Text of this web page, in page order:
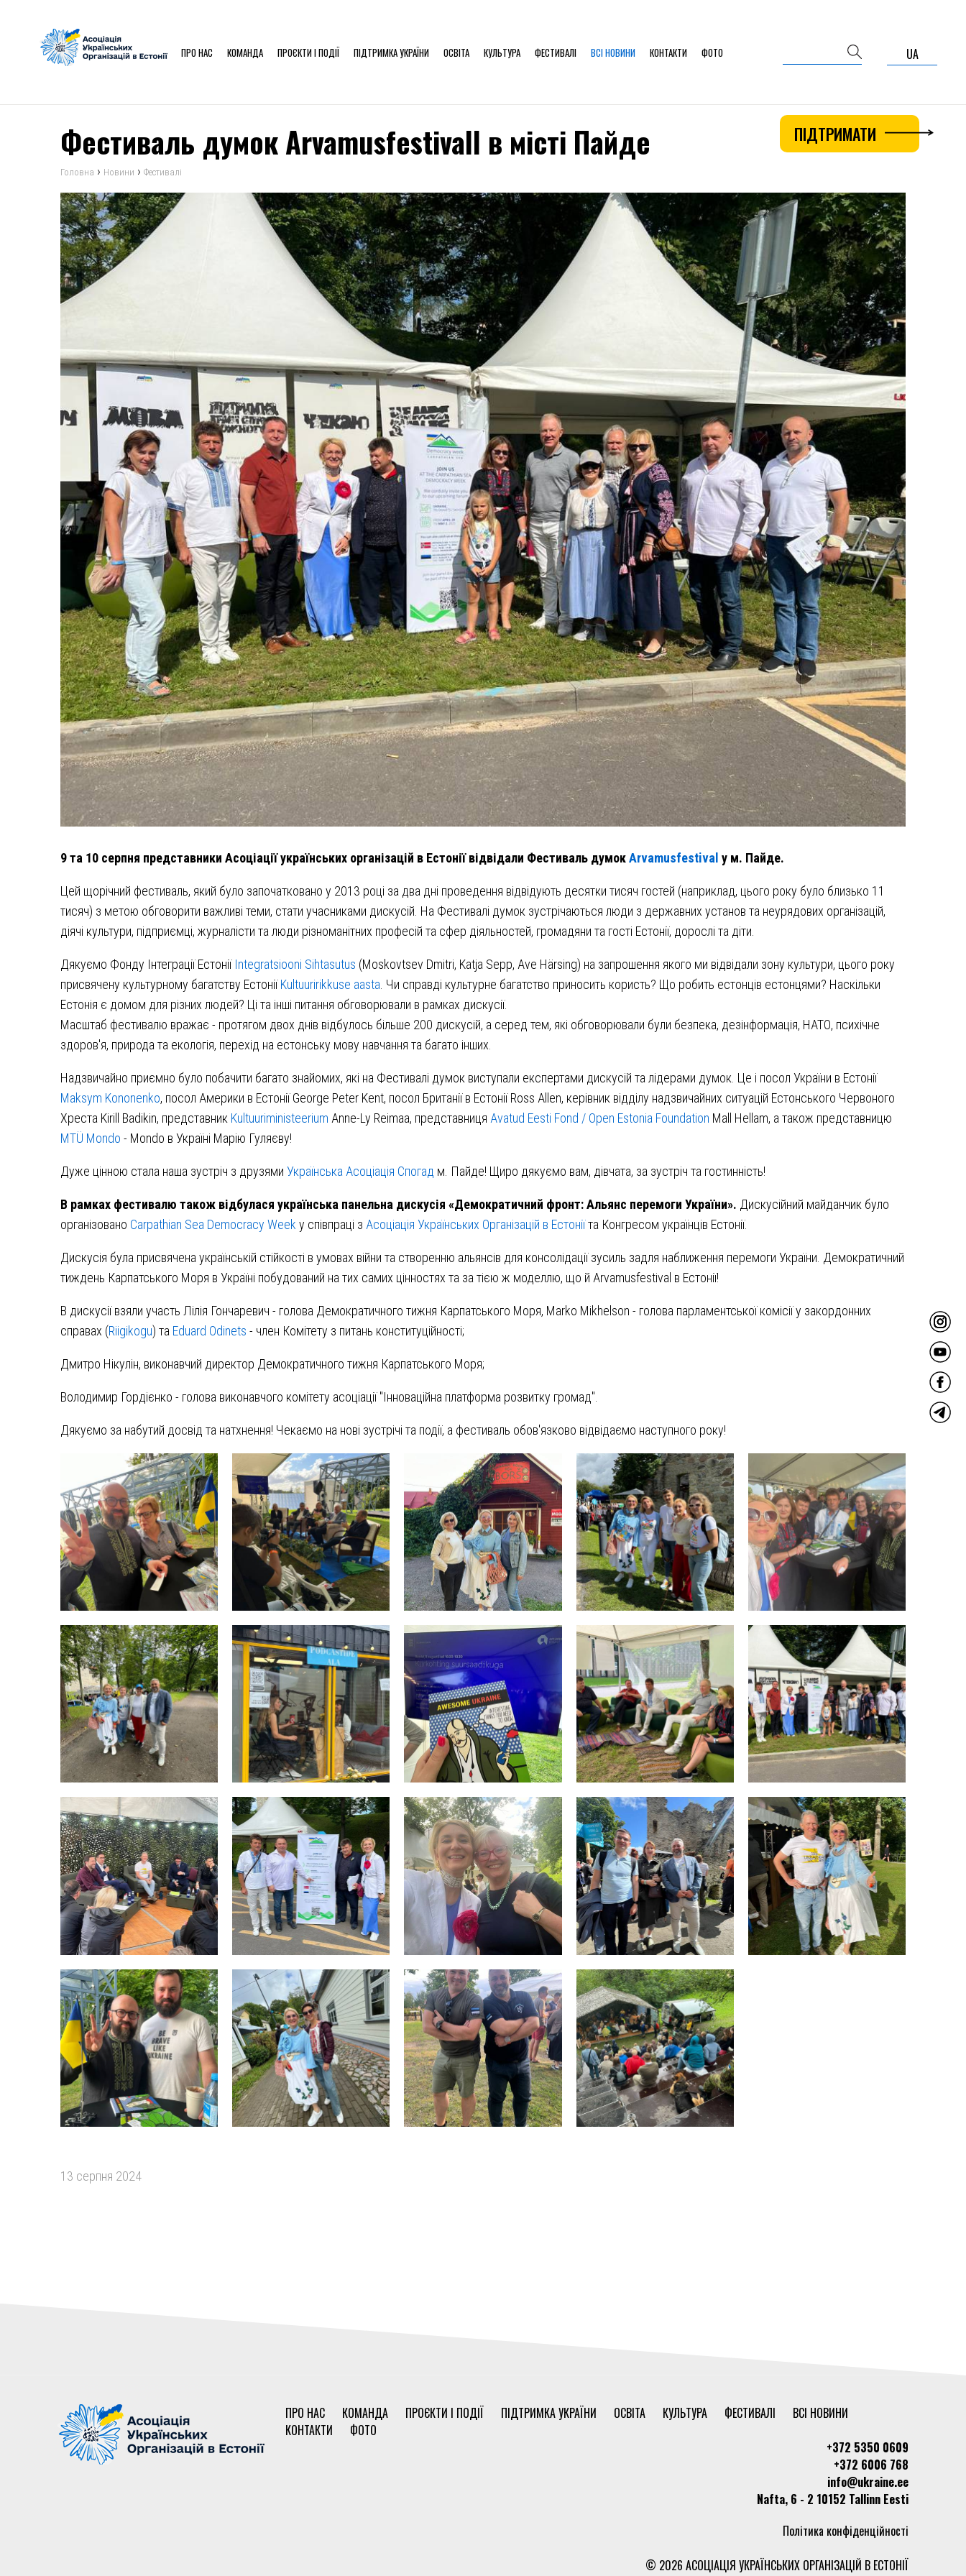
ПРО НАС КОМАНДА ПРОЄКТИ І ПОДІЇ ПІДТРИМКА УКРАЇНИ ОСВІТА КУЛЬТУРА ФЕСТИВАЛІ ВСІ НОВИНИ КОНТАКТИ ФОТО UA
ПІДТРИМАТИ
Фестиваль думок Arvamusfestivall в місті Пайде
Головна › Новини › Фестивалі
9 та 10 серпня представники Асоціації українських організацій в Естонії відвідали Фестиваль думокArvamusfestival у м. Пайде.
Цей щорічний фестиваль, який було започатковано у 2013 році за два дні проведення відвідують десятки тисяч гостей (наприклад, цього року було близько 11
тисяч) з метою обговорити важливі теми, стати учасниками дискусій. На Фестивалі думок зустрічаються люди з державних установ та неурядових організацій,
діячі культури, підприємці, журналісти та люди різноманітних професій та сфер діяльностей, громадяни та гості Естонії, дорослі та діти.
Дякуємо Фонду Інтеграції Естонії Integratsiooni Sihtasutus (Moskovtsev Dmitri, Katja Sepp, Ave Härsing) на запрошення якого ми відвідали зону культури, цього року
присвячену культурному багатству ЕстоніїKultuuririkkuse aasta . Чи справді культурне багатство приносить користь? Що робить естонців естонцями? Наскільки
Естонія є домом для різних людей? Ці та інші питання обговорювали в рамках дискусії.
Масштаб фестивалю вражає - протягом двох днів відбулось більше 200 дискусій, а серед тем, які обговорювали були безпека, дезінформація, НАТО, психічне
здоров'я, природа та екологія, перехід на естонську мову навчання та багато інших.
Надзвичайно приємно було побачити багато знайомих, які на Фестивалі думок виступали експертами дискусій та лідерами думок. Це і посол України в Естонії
Maksym Kononenko, посол Америки в Естонії George Peter Kent, посол Британії в Естонії Ross Allen, керівник відділу надзвичайних ситуацій Естонського Червоного
Хреста Kirill Badikin, представник Kultuuriministeerium Anne-Ly Reimaa, представниця Avatud Eesti Fond / Open Estonia Foundation Mall Hellam, а також представницю
MTÜ Mondo - Mondo в Україні Марію Гуляєву!
Дуже цінною стала наша зустріч з друзями Українська Асоціація Спогад м. Пайде! Щиро дякуємо вам, дівчата, за зустріч та гостинність!
В рамках фестивалю також відбулася українська панельна дискусія «Демократичний фронт: Альянс перемоги України». Дискусійний майданчик було
організовано Carpathian Sea Democracy Week у співпраці з Асоціація Українських Організацій в Естоніїта Конгресом українців Естонії.
Дискусія була присвячена українській стійкості в умовах війни та створенню альянсів для консолідації зусиль задля наближення перемоги України. Демократичний
тиждень Карпатського Моря в Україні побудований на тих самих цінностях та за тією ж моделлю, що й Arvamusfestival в Естонії!
В дискусії взяли участь Лілія Гончаревич - голова Демократичного тижня Карпатського Моря, Marko Mikhelson - голова парламентської комісії у закордонних
справах (Riigikogu) та Eduard Odinets - член Комітету з питань конституційності;
Дмитро Нікулін, виконавчий директор Демократичного тижня Карпатського Моря;
Володимир Гордієнко - голова виконавчого комітету асоціації "Інноваційна платформа розвитку громад".
Дякуємо за набутий досвід та натхнення! Чекаємо на нові зустрічі та події, а фестиваль обов'язково відвідаємо наступного року!
13 серпня 2024
ПРО НАС КОМАНДА ПРОЄКТИ І ПОДІЇ ПІДТРИМКА УКРАЇНИ ОСВІТА КУЛЬТУРА ФЕСТИВАЛІ
ВСІ НОВИНИ
КОНТАКТИ
ФОТО
+372 5350 0609
+372 6006 768
info@ukraine.ee
Nafta, 6 - 2 10152 Tallinn Eesti
Політика конфіденційності
© 2026 АСОЦІАЦІЯ УКРАЇНСЬКИХ ОРГАНІЗАЦІЙ В ЕСТОНІЇ